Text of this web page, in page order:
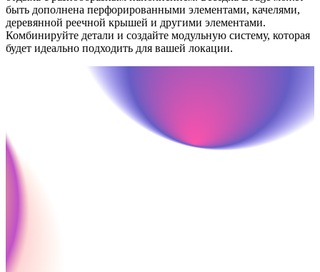
быть дополнена перфорированными элементами, качелями,
деревянной реечной крышей и другими элементами.
Комбинируйте детали и создайте модульную систему, которая
будет идеально подходить для вашей локации.